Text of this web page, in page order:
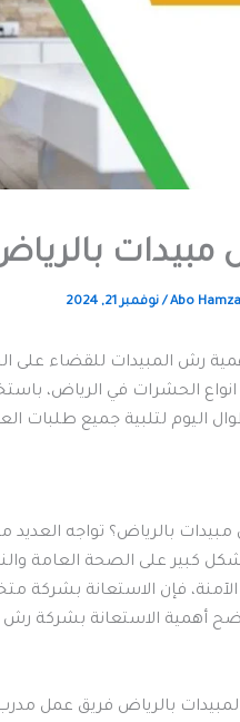
Abo Hamza
/نوفمبر 21, 2024
رش المبيدات للقضاء على
الحشرات في الرياض،
اليوم لتلبية جميع طلبات
بالرياض؟ تواجه العديد
كبير على الصحة العامة
فإن الاستعانة
أهمية الاستعانة بشركة
بالرياض فريق عمل